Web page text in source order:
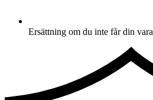
Ersättning om du inte får din vara